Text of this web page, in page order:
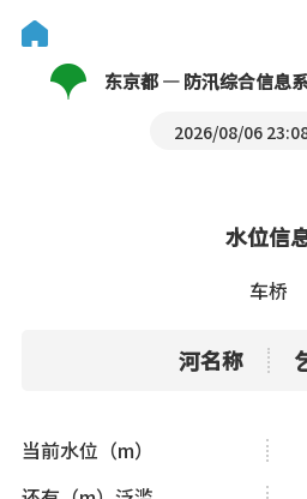
东京都 — 防汛综合信息
2026/08/06
水位信
车桥
河名称
当前水位（m）